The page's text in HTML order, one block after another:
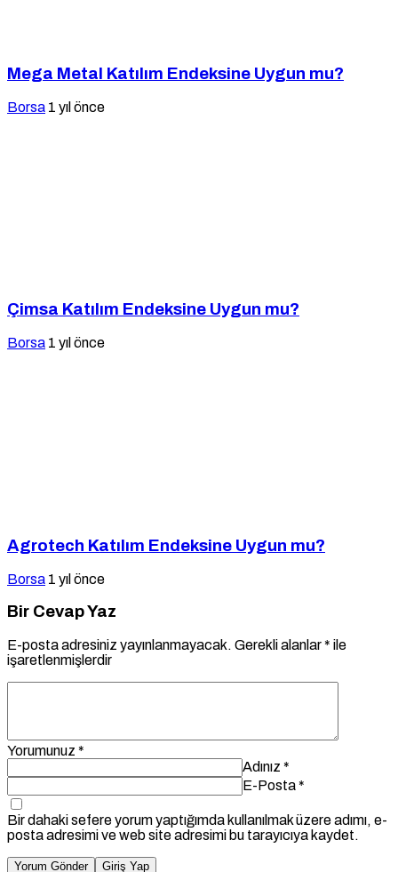
Mega Metal Katılım Endeksine Uygun mu?
Borsa 1 yıl önce
Çimsa Katılım Endeksine Uygun mu?
Borsa 1 yıl önce
Agrotech Katılım Endeksine Uygun mu?
Borsa 1 yıl önce
Bir Cevap Yaz
E-posta adresiniz yayınlanmayacak. Gerekli alanlar* ile
işaretlenmişlerdir
Yorumunuz *
Adınız *
E-Posta*
Bir dahaki sefere yorum yaptığımda kullanılmak üzere adımı, e-
posta adresimi ve web site adresimi bu tarayıcıya kaydet.
Yorum Gönder Giriş Yap